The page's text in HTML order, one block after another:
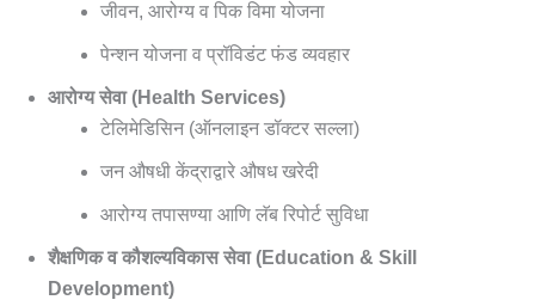
जीवन, आरोग्य व पिक विमा योजना
पेन्शन योजना व प्रॉविडंट फंड व्यवहार
आरोग्य सेवा (Health Services)
टेलिमेडिसिन (ऑनलाइन डॉक्टर सल्ला)
जन औषधी केंद्राद्वारे औषध खरेदी
आरोग्य तपासण्या आणि लॅब रिपोर्ट सुविधा
शैक्षणिक व कौशल्यविकास सेवा (Education & Skill
Development)